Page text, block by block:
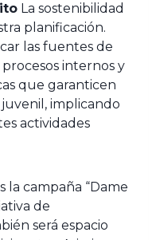
La sostenibilidad
planificación.
las fuentes de
internos y
que garanticen
implicando
actividades
la campaña “Dame
de
será espacio